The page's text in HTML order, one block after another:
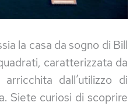
la casa da sogno di Bill
caratterizzata da
dall’utilizzo di
Siete curiosi di scoprire